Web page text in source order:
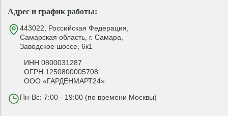
Адрес и график работы:
443022, Российская Федерация,
Самарская область, г. Самара,
Заводское шоссе, 6к1
ИНН 0800031287
ОГРН 1250800005708
ООО «ГАРДЕНМАРТ24»
Пн-Вс: 7:00 - 19:00 (по времени Москвы)